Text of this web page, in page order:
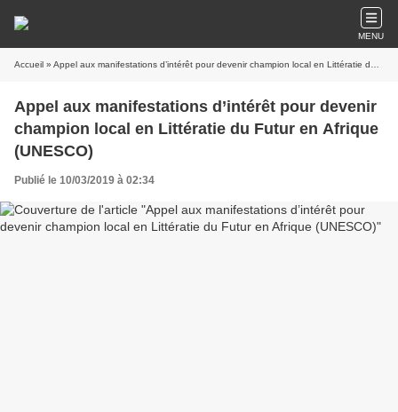
MENU
Accueil » Appel aux manifestations d’intérêt pour devenir champion local en Littératie du Futur en Afrique (UNESCO)
Appel aux manifestations d’intérêt pour devenir
champion local en Littératie du Futur en Afrique
(UNESCO)
Publié le 10/03/2019 à 02:34